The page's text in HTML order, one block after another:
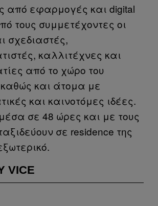
από εφαρμογές και digital
τους συμμετέχοντες οι
σχεδιαστές,
καλλιτέχνες και
από το χώρο του
καθώς και άτομα με
και καινοτόμες ιδέες.
σε 48 ώρες και με τους
σε residence της
VICE